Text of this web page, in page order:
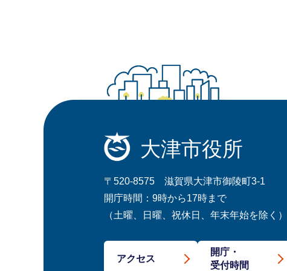
大津市役所
〒520-8575 滋賀県大津市御陵町3-1
開庁時間：9時から17時まで
（土曜、日曜、祝休日、年末年始を除く）
アクセス
開庁・
受付時間